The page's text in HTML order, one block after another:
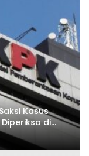
Kasus
di